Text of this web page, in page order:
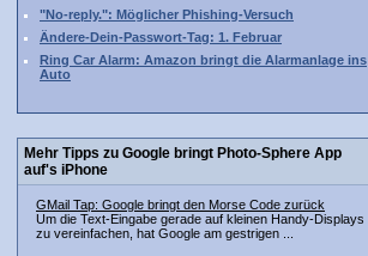
"No-reply.": Möglicher Phishing-Versuch
Ändere-Dein-Passwort-Tag: 1. Februar
Ring Car Alarm: Amazon bringt die Alarmanlage ins
Auto
Mehr Tipps zu Google bringt Photo-Sphere App
auf's iPhone
GMail Tap: Google bringt den Morse Code zurück
Um die Text-Eingabe gerade auf kleinen Handy-Displays
zu vereinfachen, hat Google am gestrigen ...